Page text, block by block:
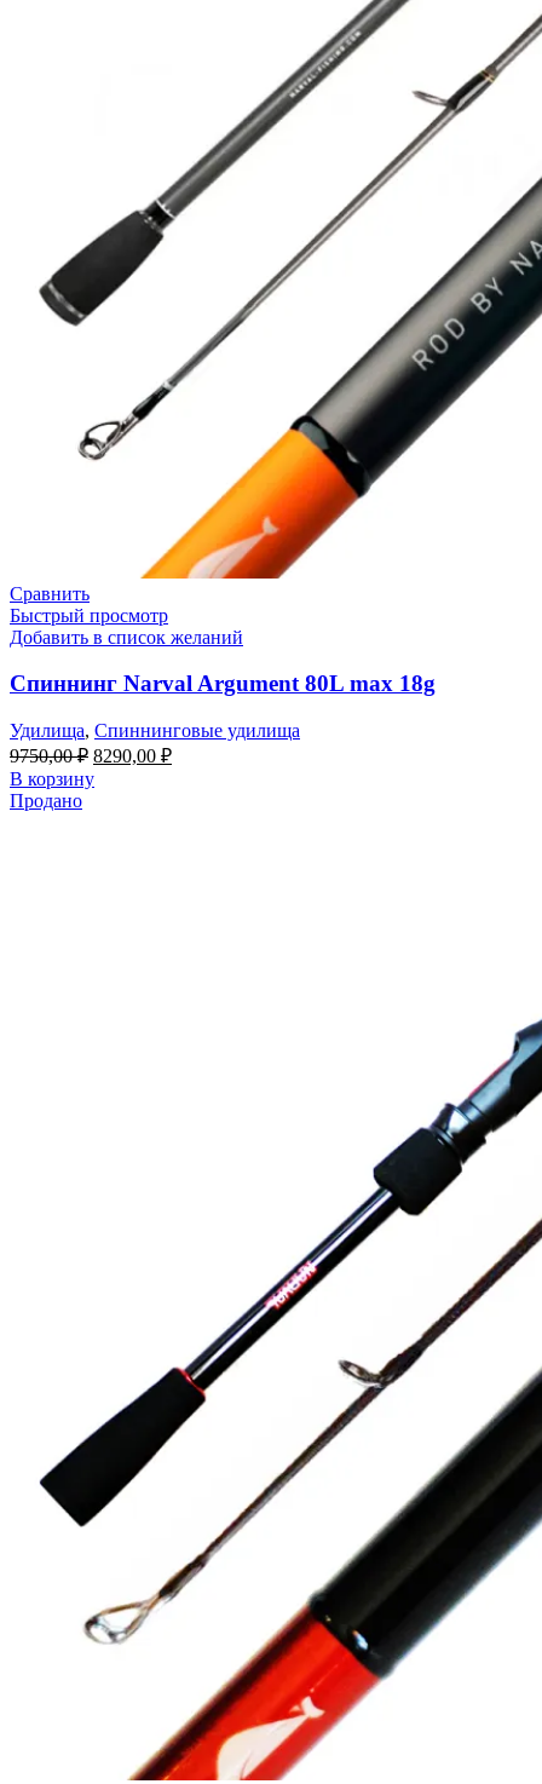
Сравнить
Быстрый просмотр
Добавить в список желаний
Спиннинг Narval Argument 80L max 18g
Удилища, Спиннинговые удилища
9750,00₽ 8290,00 ₽
В корзину
Продано